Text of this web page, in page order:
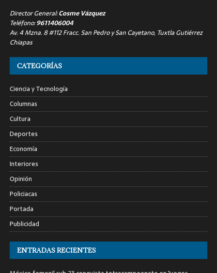
Director General:Cosme Vázquez
Teléfono:9611406004
Av. 4 Mzna. 8 #112 Fracc. San Pedro y San Cayetano, Tuxtla Gutiérrez
Chiapas
CATEGORÍAS
Ciencia y Tecnología
Columnas
Cultura
Deportes
Economía
Interiores
Opinión
Policiacas
Portada
Publicidad
ENTRADAS RECIENTES